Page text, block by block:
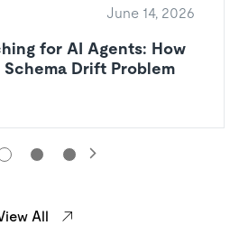
June 14, 2026
for AI Agents: How
Schema Drift Problem
All